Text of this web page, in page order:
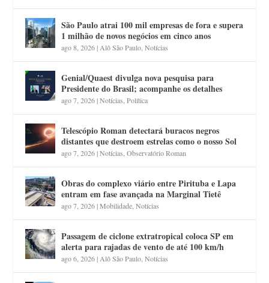
São Paulo atrai 100 mil empresas de fora e supera
1 milhão de novos negócios em cinco anos
ago 8, 2026| Alô São Paulo ,Notícias
Genial/Quaest divulga nova pesquisa para
Presidente do Brasil; acompanhe os detalhes
ago 7, 2026|Notícias ,Política
Telescópio Roman detectará buracos negros
distantes que destroem estrelas como o nosso Sol
ago 7, 2026|Notícias ,Observatório Roman
Obras do complexo viário entre Pirituba e Lapa
entram em fase avançada na Marginal Tietê
ago 7, 2026|Mobilidade ,Notícias
Passagem de ciclone extratropical coloca SP em
alerta para rajadas de vento de até 100 km/h
ago 6, 2026| Alô São Paulo ,Notícias